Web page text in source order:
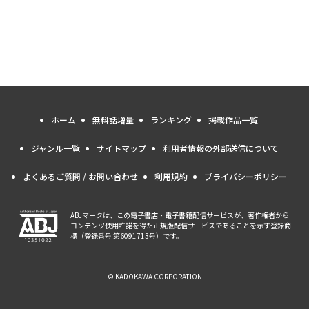
ホーム 無料話増量 ランキング 掲載作品一覧
ジャンル一覧 サイトマップ 利用者情報の外部送信について
よくあるご質問 / お問い合わせ 利用規約 プライバシーポリシー
ABJマークは、この電子書店・電子書籍配信サービスが、著作権者から
コンテンツ使用許諾を得た正規版配信サービスであることを示す登録商
標（登録番号 第6091713号）です。
© KADOKAWA CORPORATION